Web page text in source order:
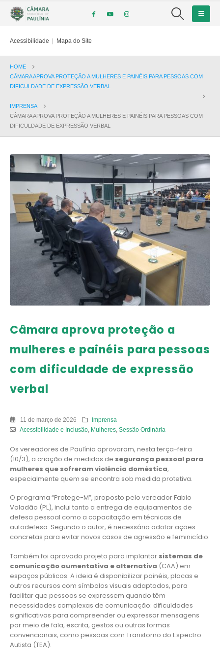
Acessibilidade | Mapa do Site
HOME
CÂMARA APROVA PROTEÇÃO A MULHERES E PAINÉIS PARA PESSOAS COM
DIFICULDADE DE EXPRESSÃO VERBAL
IMPRENSA
CÂMARA APROVA PROTEÇÃO A MULHERES E PAINÉIS PARA PESSOAS COM
DIFICULDADE DE EXPRESSÃO VERBAL
Câmara aprova proteção a
mulheres e painéis para pessoas
com dificuldade de expressão
verbal
11 de março de 2026
Imprensa
Acessibilidade e Inclusão, Mulheres, Sessão Ordinária
Os vereadores de Paulínia aprovaram, nesta terça-feira
(10/3), a criação de medidas de segurança pessoal para
mulheres que sofreram violência doméstica,
especialmente quem se encontra sob medida protetiva.
O programa “Protege-M”, proposto pelo vereador Fabio
Valadão (PL), inclui tanto a entrega de equipamentos de
defesa pessoal como a capacitação em técnicas de
autodefesa. Segundo o autor, é necessário adotar ações
concretas para evitar novos casos de agressão e feminicídio.
Também foi aprovado projeto para implantar sistemas de
comunicação aumentativa e alternativa (CAA) em
espaços públicos. A ideia é disponibilizar painéis, placas e
outros recursos com símbolos visuais adaptados, para
facilitar que pessoas se expressem quando têm
necessidades complexas de comunicação: dificuldades
significativas para compreender ou expressar mensagens
por meio de fala, escrita, gestos ou outras formas
convencionais, como pessoas com Transtorno do Espectro
Autista (TEA).